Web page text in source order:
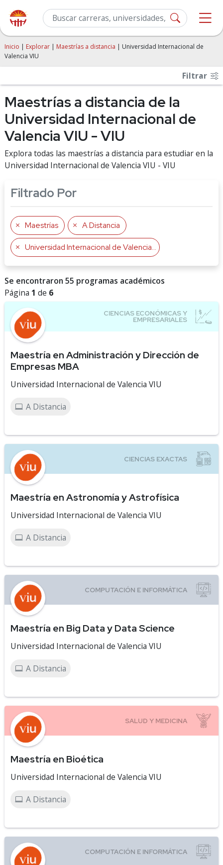
Inicio | Explorar | Maestrías a distancia | Universidad Internacional de
Valencia VIU
Filtrar
Maestrías a distancia de la
Universidad Internacional de
Valencia VIU - VIU
Explora todas las maestrías a distancia para estudiar en la
Universidad Internacional de Valencia VIU - VIU
Filtrado Por
Maestrías A Distancia
Universidad Internacional de Valencia VIU
Se encontraron 55 programas académicos
Página 1 de 6
Maestría en Administración y Dirección de
Empresas MBA
Universidad Internacional de Valencia VIU
A Distancia
Maestría en Astronomía y Astrofísica
Universidad Internacional de Valencia VIU
A Distancia
Maestría en Big Data y Data Science
Universidad Internacional de Valencia VIU
A Distancia
Maestría en Bioética
Universidad Internacional de Valencia VIU
A Distancia